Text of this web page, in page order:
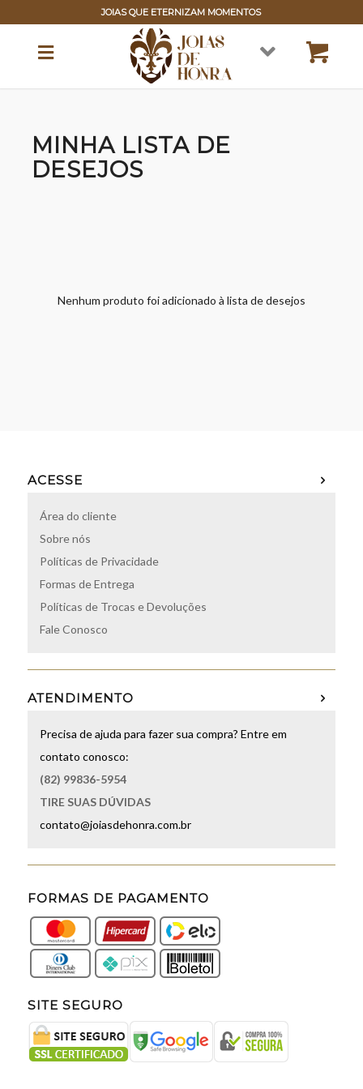
JOIAS QUE ETERNIZAM MOMENTOS
MINHA LISTA DE
DESEJOS
Nenhum produto foi adicionado à lista de desejos
ACESSE
Área do cliente
Sobre nós
Políticas de Privacidade
Formas de Entrega
Políticas de Trocas e Devoluções
Fale Conosco
ATENDIMENTO
Precisa de ajuda para fazer sua compra? Entre em
contato conosco:
(82) 99836-5954
TIRE SUAS DÚVIDAS
contato@joiasdehonra.com.br
FORMAS DE PAGAMENTO
SITE SEGURO